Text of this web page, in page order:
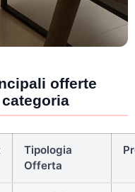
offerte
Tipologia
Offerta